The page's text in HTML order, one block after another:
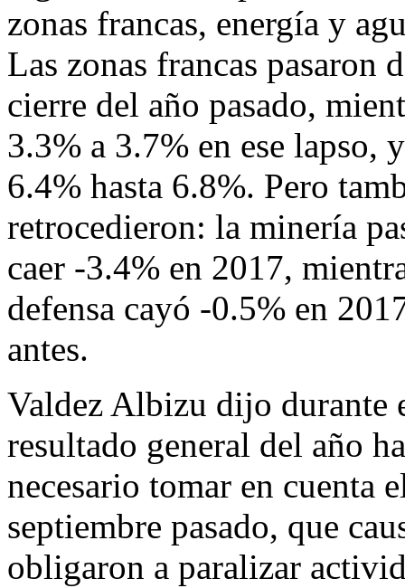
zonas francas, energía y
Las zonas francas pasaron
cierre del año pasado,
3.3% a 3.7% en ese lapso,
6.4% hasta 6.8%. Pero
retrocedieron: la minería
caer -3.4% en 2017,
defensa cayó -0.5% en
antes.
Valdez Albizu dijo durante
resultado general del año
necesario tomar en cuenta
septiembre pasado, que
obligaron a paralizar